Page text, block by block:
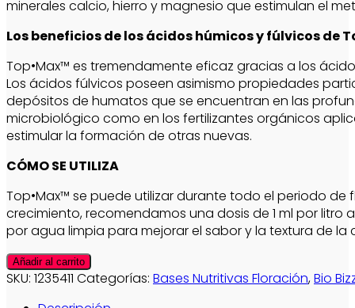
minerales calcio, hierro y magnesio que estimulan el
Los beneficios de los ácidos húmicos y fúlvicos de
Top•Max™ es tremendamente eficaz gracias a los
Los ácidos fúlvicos poseen asimismo propiedades
depósitos de humatos que se encuentran en las
microbiológico como en los fertilizantes orgánicos
estimular la formación de otras nuevas.
CÓMO SE UTILIZA
Top•Max™ se puede utilizar durante todo el periodo
crecimiento, recomendamos una dosis de 1 ml por
por agua limpia para mejorar el sabor y la textura de
Top
Max
Añadir al carrito
SKU: 1235411 Categorías: Bases Nutritivas Floración,Bio